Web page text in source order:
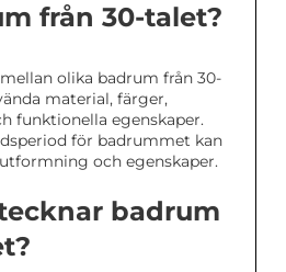
från 30-talet?
olika badrum från 30-
material, färger,
funktionella egenskaper.
för badrummet kan
och egenskaper.
badrum